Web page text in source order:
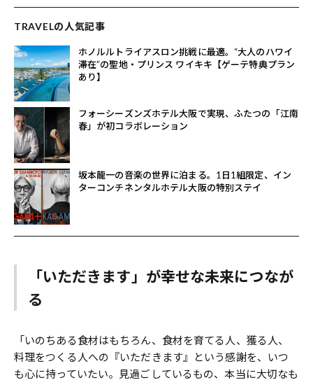
TRAVELの人気記事
ホノルルトライアスロン挑戦に最適。“大人のハワイ
滞在”の聖地・プリンス ワイキキ【ゲーテ特典プラン
あり】
フォーシーズンズホテル大阪で実現、ふたつの「江南
春」が初コラボレーション
坂本龍一の音楽の世界に泊まる。1日1組限定、イン
ターコンチネンタルホテル大阪の特別ステイ
「いただきます」が幸せな未来につなが
る
「いのちある食材はもちろん、食材を育てる人、獲る人、
料理をつくる人への『いただきます』という感謝を、いつ
も心に持っていたい。見過ごしているもの、本当に大切なも